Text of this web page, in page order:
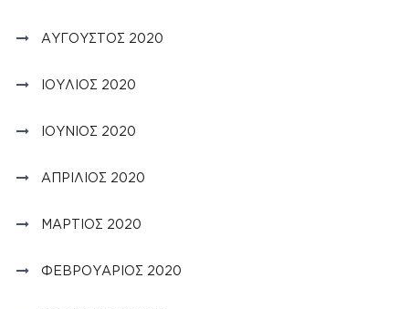
ΑΎΓΟΥΣΤΟΣ 2020
ΙΟΎΛΙΟΣ 2020
ΙΟΎΝΙΟΣ 2020
ΑΠΡΊΛΙΟΣ 2020
ΜΆΡΤΙΟΣ 2020
ΦΕΒΡΟΥΆΡΙΟΣ 2020